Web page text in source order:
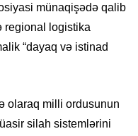
münaqişədə qalib
regional logistika
“dayaq və istinad
olaraq milli ordusunun
silah sistemlərini